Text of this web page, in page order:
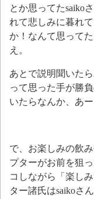
とか思ってたsaiko
れて悲しみに暮れ
か！なんて思って
え。
あとで説明聞いた
って思った手が勝
いたらなんか、あ
で、お楽しみの飲
プターがお前を狙
コしながら「楽し
ター諸氏はsaikoさ